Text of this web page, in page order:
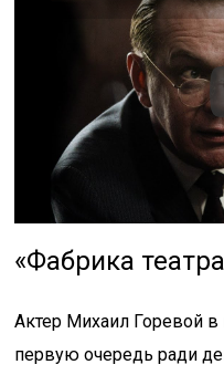
«Фабрика
Актер Михаил Горевой в
первую очередь ради